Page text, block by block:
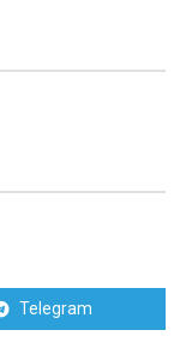
Telegram